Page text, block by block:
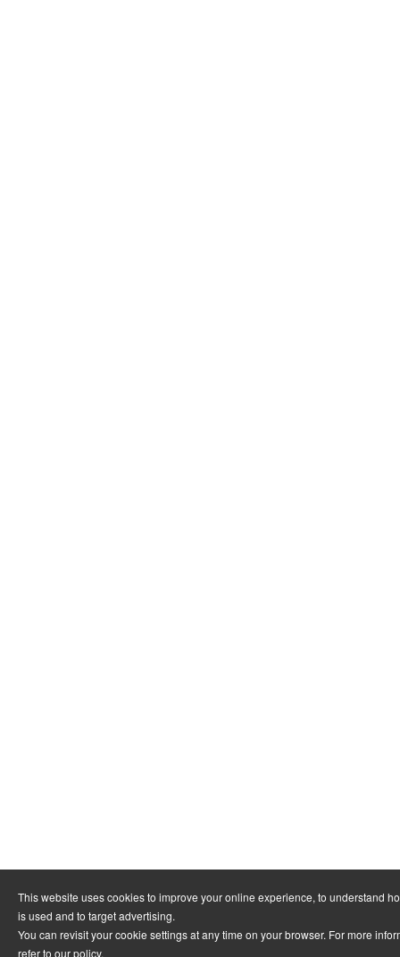
This website uses cookies to improve your online experience, to understand
is used and to target advertising.
You can revisit your cookie settings at any time on your browser. For more
refer to our policy.